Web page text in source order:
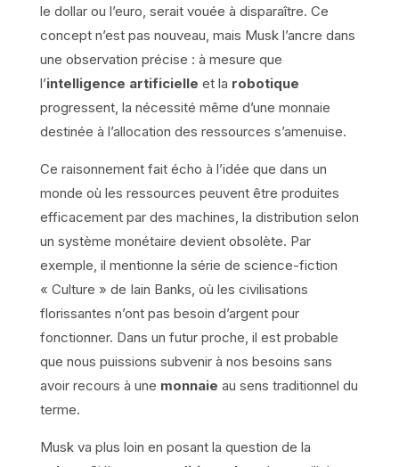
le dollar ou l’euro, serait vouée à disparaître. Ce
concept n’est pas nouveau, mais Musk l’ancre dans
une observation précise : à mesure que
l’intelligence artificielle et la robotique
progressent, la nécessité même d’une monnaie
destinée à l’allocation des ressources s’amenuise.
Ce raisonnement fait écho à l’idée que dans un
monde où les ressources peuvent être produites
efficacement par des machines, la distribution selon
un système monétaire devient obsolète. Par
exemple, il mentionne la série de science-fiction
« Culture » de Iain Banks, où les civilisations
florissantes n’ont pas besoin d’argent pour
fonctionner. Dans un futur proche, il est probable
que nous puissions subvenir à nos besoins sans
avoir recours à une monnaie au sens traditionnel du
terme.
Musk va plus loin en posant la question de la